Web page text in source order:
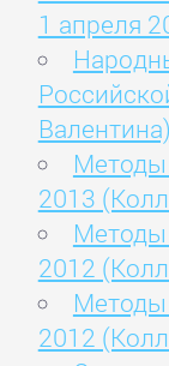
1 апреля
Валентина)
Методы
2013
Методы
2012
Методы
2012